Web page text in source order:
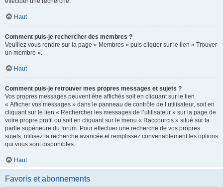
Haut
Comment puis-je rechercher des membres ?
Veuillez vous rendre sur la page « Membres » puis cliquer sur le lien « Trouver
un membre ».
Haut
Comment puis-je retrouver mes propres messages et sujets ?
Vos propres messages peuvent être affichés soit en cliquant sur le lien
« Afficher vos messages » dans le panneau de contrôle de l’utilisateur, soit en
cliquant sur le lien « Rechercher les messages de l’utilisateur » sur la page de
votre propre profil ou soit en cliquant sur le menu « Raccourcis » situé sur la
partie supérieure du forum. Pour effectuer une recherche de vos propres
sujets, utilisez la recherche avancée et remplissez convenablement les options
qui vous sont disponibles.
Haut
Favoris et abonnements